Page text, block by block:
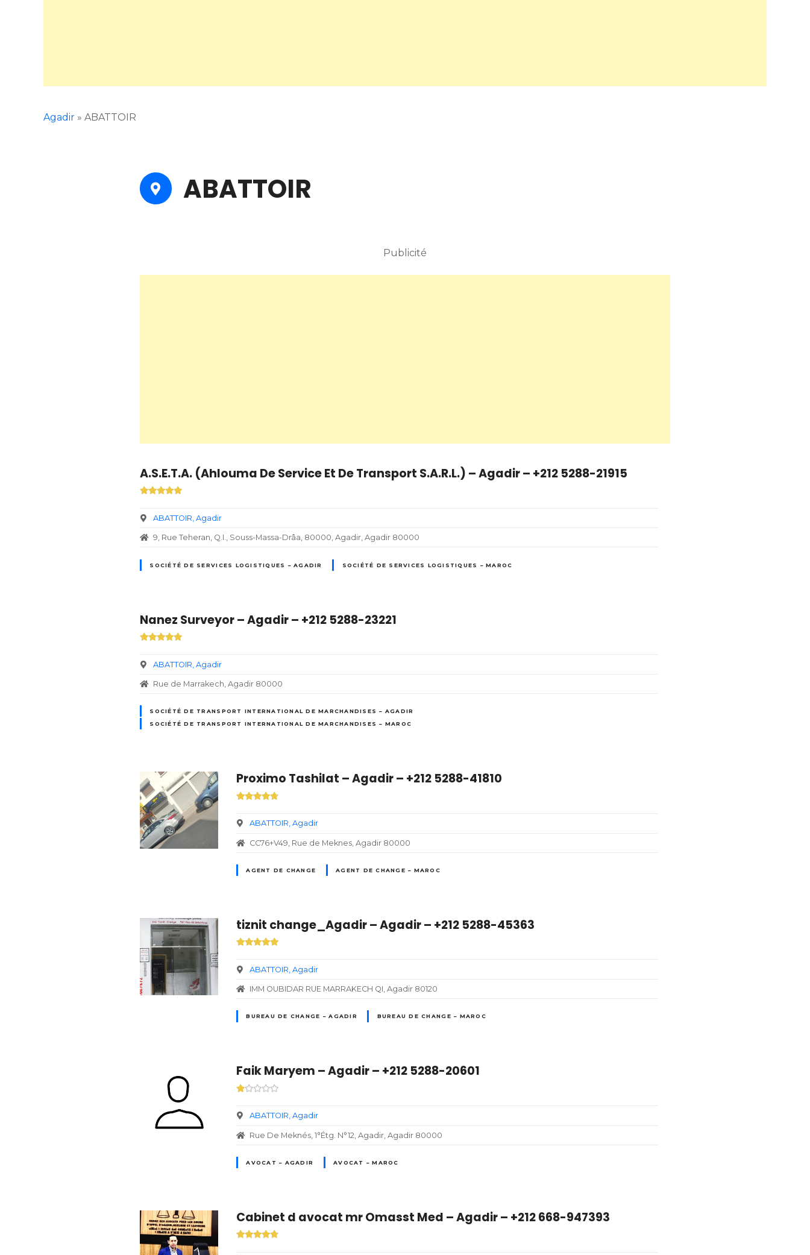
Agadir » ABATTOIR
ABATTOIR
Publicité
A.S.E.T.A. (Ahlouma De Service Et De Transport S.A.R.L.) – Agadir – +212 5288-21915
ABATTOIR Agadir
9, Rue Teheran, Q.I., Souss-Massa-Drâa, 80000, Agadir, Agadir 80000
SOCIÉTÉ DE SERVICES LOGISTIQUES – AGADIR SOCIÉTÉ DE SERVICES LOGISTIQUES – MAROC
Nanez Surveyor – Agadir – +212 5288-23221
ABATTOIR Agadir
Rue de Marrakech, Agadir 80000
SOCIÉTÉ DE TRANSPORT INTERNATIONAL DE MARCHANDISES – AGADIR
SOCIÉTÉ DE TRANSPORT INTERNATIONAL DE MARCHANDISES – MAROC
Proximo Tashilat – Agadir – +212 5288-41810
ABATTOIR Agadir
CC76+V49, Rue de Meknes, Agadir 80000
AGENT DE CHANGE AGENT DE CHANGE – MAROC
tiznit change_Agadir – Agadir – +212 5288-45363
ABATTOIR Agadir
IMM OUBIDAR RUE MARRAKECH QI, Agadir 80120
BUREAU DE CHANGE – AGADIR BUREAU DE CHANGE – MAROC
Faik Maryem – Agadir – +212 5288-20601
ABATTOIR Agadir
Rue De Meknés, 1°Étg. N°12, Agadir, Agadir 80000
AVOCAT – AGADIR AVOCAT – MAROC
Cabinet d avocat mr Omasst Med – Agadir – +212 668-947393